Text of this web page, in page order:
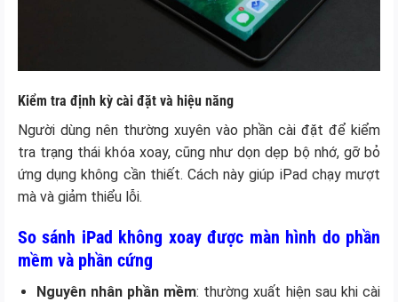
Kiểm tra định kỳ cài đặt và hiệu năng
Người dùng nên thường xuyên vào phần cài đặt để kiểm
tra trạng thái khóa xoay, cũng như dọn dẹp bộ nhớ, gỡ bỏ
ứng dụng không cần thiết. Cách này giúp iPad chạy mượt
mà và giảm thiểu lỗi.
So sánh iPad không xoay được màn hình do phần
mềm và phần cứng
Nguyên nhân phần mềm: thường xuất hiện sau khi cài